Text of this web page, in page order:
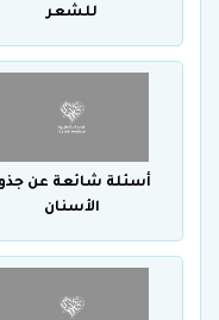
للشعر
أسئلة شائعة عن
الأسنان